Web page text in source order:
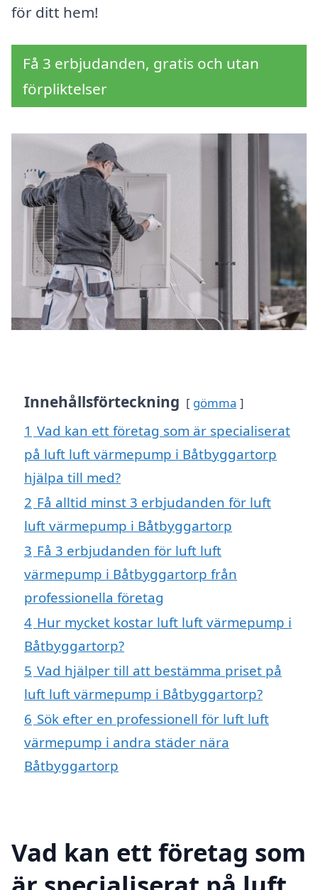
för ditt hem!
Få 3 erbjudanden, gratis och utan
förpliktelser
Innehållsförteckning gömma
1 Vad kan ett företag som är specialiserat
på luft luft värmepump i Båtbyggartorp
hjälpa till med?
2 Få alltid minst 3 erbjudanden för luft
luft värmepump i Båtbyggartorp
3 Få 3 erbjudanden för luft luft
värmepump i Båtbyggartorp från
professionella företag
4 Hur mycket kostar luft luft värmepump i
Båtbyggartorp?
5 Vad hjälper till att bestämma priset på
luft luft värmepump i Båtbyggartorp?
6 Sök efter en professionell för luft luft
värmepump i andra städer nära
Båtbyggartorp
Vad kan ett företag som